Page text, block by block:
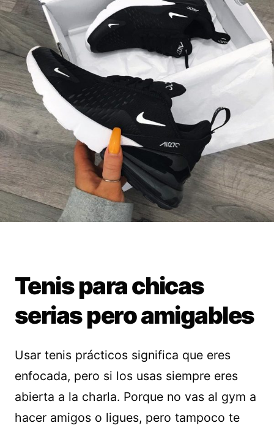
Tenis para chicas
serias pero amigables
Usar tenis prácticos significa que eres
enfocada, pero si los usas siempre eres
abierta a la charla. Porque no vas al gym a
hacer amigos o ligues, pero tampoco te